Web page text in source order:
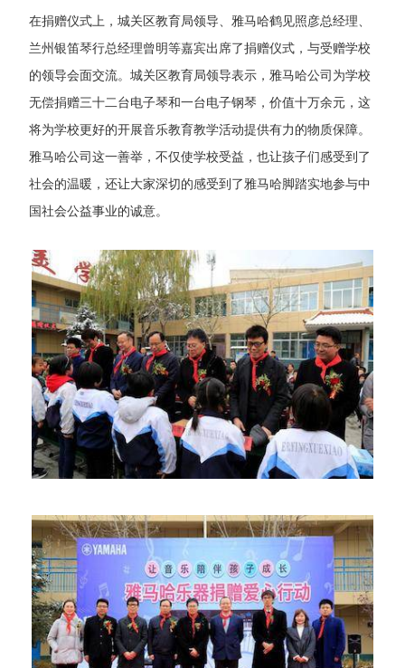
在捐赠仪式上，城关区教育局领导、雅马哈鹤见照彦总经理、
兰州银笛琴行总经理曾明等嘉宾出席了捐赠仪式，与受赠学校
的领导会面交流。城关区教育局领导表示，雅马哈公司为学校
无偿捐赠三十二台电子琴和一台电子钢琴，价值十万余元，这
将为学校更好的开展音乐教育教学活动提供有力的物质保障。
雅马哈公司这一善举，不仅使学校受益，也让孩子们感受到了
社会的温暖，还让大家深切的感受到了雅马哈脚踏实地参与中
国社会公益事业的诚意。